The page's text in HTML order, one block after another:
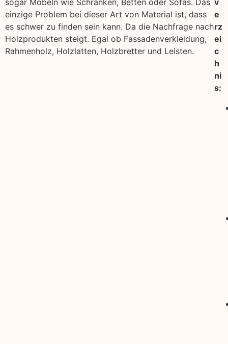
sogar Möbeln wie Schränken, Betten oder Sofas. Das
einzige Problem bei dieser Art von Material ist, dass
es schwer zu finden sein kann. Da die Nachfrage nach
Holzprodukten steigt. Egal ob Fassadenverkleidung,
Rahmenholz, Holzlatten, Holzbretter und Leisten.
v
e
rz
ei
c
h
ni
s: